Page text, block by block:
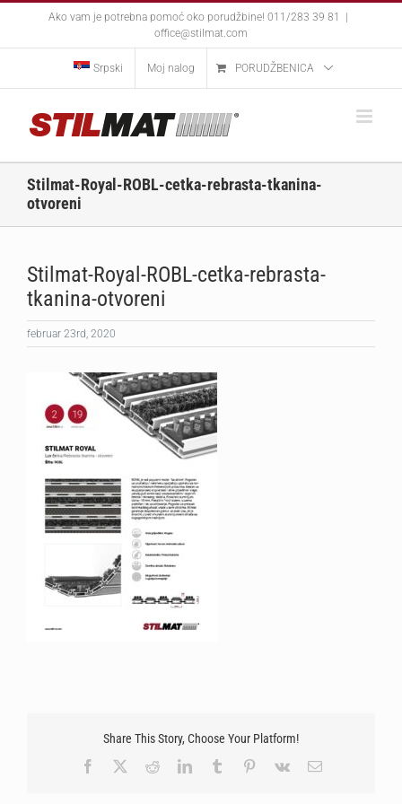
Ako vam je potrebna pomoć oko porudžbine! 011/283 39 81
office@stilmat.com
Srpski Moj nalog PORUDŽBENICA
Stilmat-Royal-ROBL-cetka-rebrasta-tkanina-
otvoreni
Stilmat-Royal-ROBL-cetka-rebrasta-
tkanina-otvoreni
februar 23rd, 2020
Share This Story, Choose Your Platform!
Facebook
RedditLinkedInTumblr Pinterest
Vk Email